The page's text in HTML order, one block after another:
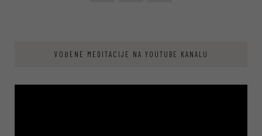
VOĐENE MEDITACIJE NA YOUTUBE KANALU